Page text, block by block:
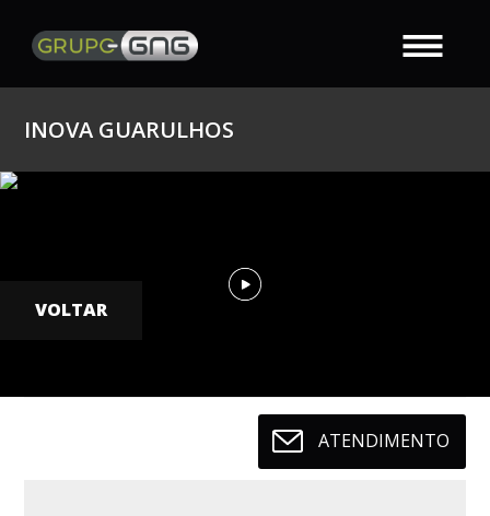
INOVA GUARULHOS
VOLTAR
ATENDIMENTO